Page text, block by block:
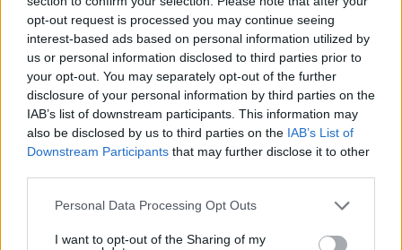
opt-out request is processed you may continue seeing
interest-based ads based on personal information utilized by
us or personal information disclosed to third parties prior to
your opt-out. You may separately opt-out of the further
disclosure of your personal information by third parties on the
IAB’s list of downstream participants. This information may
also be disclosed by us to third parties on the IAB’s List of
Downstream Participants that may further disclose it to other
Please note that this website/app uses one or more Google
not limited to your visit or usage behaviour. You may click to
Personal Data Processing Opt Outs
I want to opt-out of the Sharing of my
EMAIL
ΣΧΌΛΙΟ *